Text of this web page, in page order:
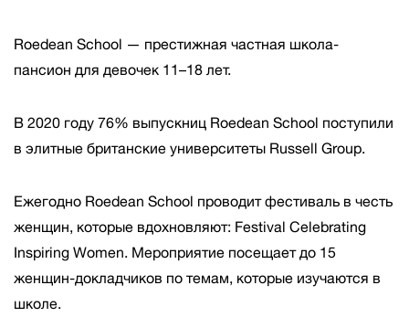
Roedean School — престижная частная школа-
пансион для девочек 11–18 лет.
В 2020 году 76% выпускниц Roedean School поступили
в элитные британские университеты Russell Group.
Ежегодно Roedean School проводит фестиваль в честь
женщин, которые вдохновляют: Festival Celebrating
Inspiring Women. Мероприятие посещает до 15
женщин-докладчиков по темам, которые изучаются в
школе.